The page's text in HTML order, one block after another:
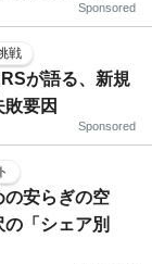
Sponsored
戦
が語る、新規
要因
Sponsored
の安らぎの空
「シェア別